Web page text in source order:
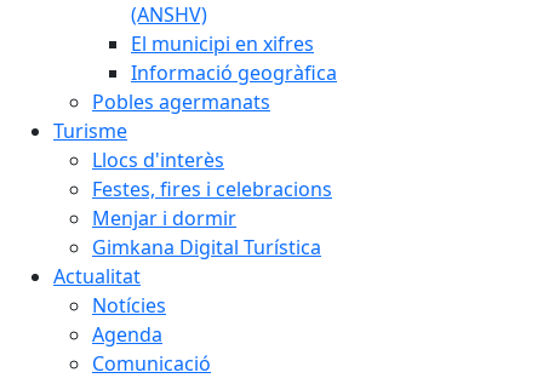
(ANSHV)
El municipi en xifres
Informació geogràfica
Pobles agermanats
Turisme
Llocs d'interès
Festes, fires i celebracions
Menjar i dormir
Gimkana Digital Turística
Actualitat
Notícies
Agenda
Comunicació